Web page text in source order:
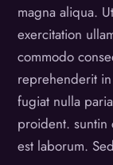
magna aliqua.
exercitation
commodo
reprehenderit
fugiat nulla
proident.
est laborum.